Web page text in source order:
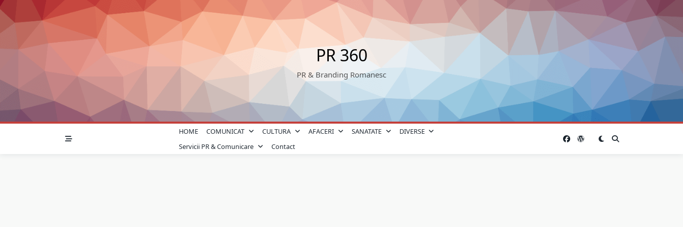
Skip
to
content
PR 360
PR & Branding Romanesc
HOME COMUNICAT CULTURA AFACERI SANATATE
DIVERSE
Servicii PR & Comunicare
Contact